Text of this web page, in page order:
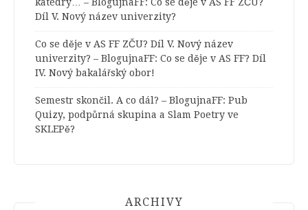
Díl V. Nový název univerzity?
Co se děje v AS FF ZČU? Díl V. Nový název
univerzity? – BlogujnaFF: Co se děje v AS FF? Díl
IV. Nový bakalářský obor!
Semestr skončil. A co dál? – BlogujnaFF: Pub
Quizy, podpůrná skupina a Slam Poetry ve
SKLEPě?
ARCHIVY